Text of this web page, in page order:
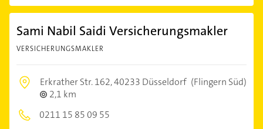
Sami Nabil Saidi Versicherungsmakler
VERSICHERUNGSMAKLER
Erkrather Str. 162,40233 Düsseldorf (Flingern Süd)
2,1 km
0211 15 85 09 55